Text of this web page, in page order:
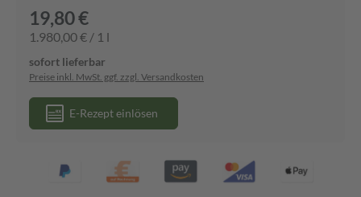
19,80 €
1.980,00 € / 1 l
sofort lieferbar
Preise inkl. MwSt. ggf. zzgl. Versandkosten
E-Rezept einlösen